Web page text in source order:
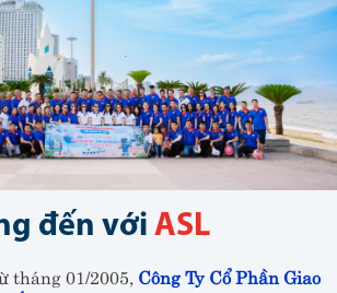
đến với ASL
tháng 01/2005, Công Ty Cổ Phần Giao